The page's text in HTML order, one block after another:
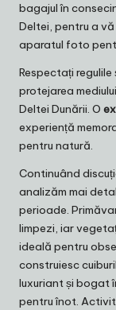
bagajul în
Deltei, pentru a vă
aparatul foto
Respectați
protejarea
Deltei Dunării. O
experiență
pentru natură.
Continuând
analizăm mai
perioade.
limpezi, iar
ideală pentru
construiesc
luxuriant și bogat
pentru înot.